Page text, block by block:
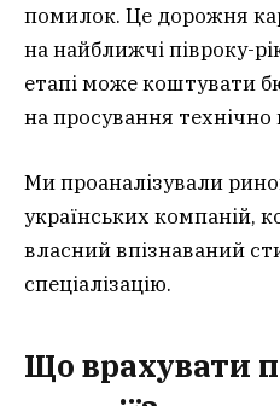
помилок. Це дорожня
на найближчі півроку-
етапі може коштувати
на просування технічно
Ми проаналізували
українських компаній,
власний впізнаваний
спеціалізацію.
Що врахувати